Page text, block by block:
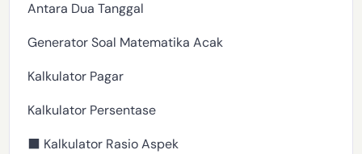
Antara Dua Tanggal
Generator Soal Matematika Acak
Kalkulator Pagar
Kalkulator Persentase
⬛ Kalkulator Rasio Aspek